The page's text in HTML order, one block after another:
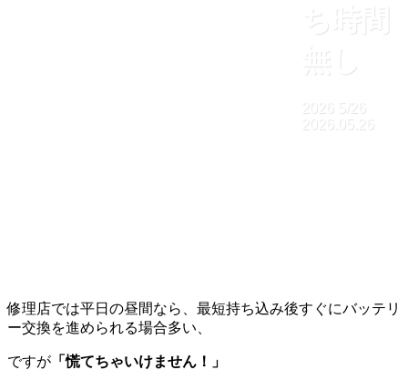
ち時間
無し
2026 5/26
2026.05.26
修理店では平日の昼間なら、最短持ち込み後すぐにバッテリ
ー交換を進められる場合多い、
ですが 「慌てちゃいけません！」